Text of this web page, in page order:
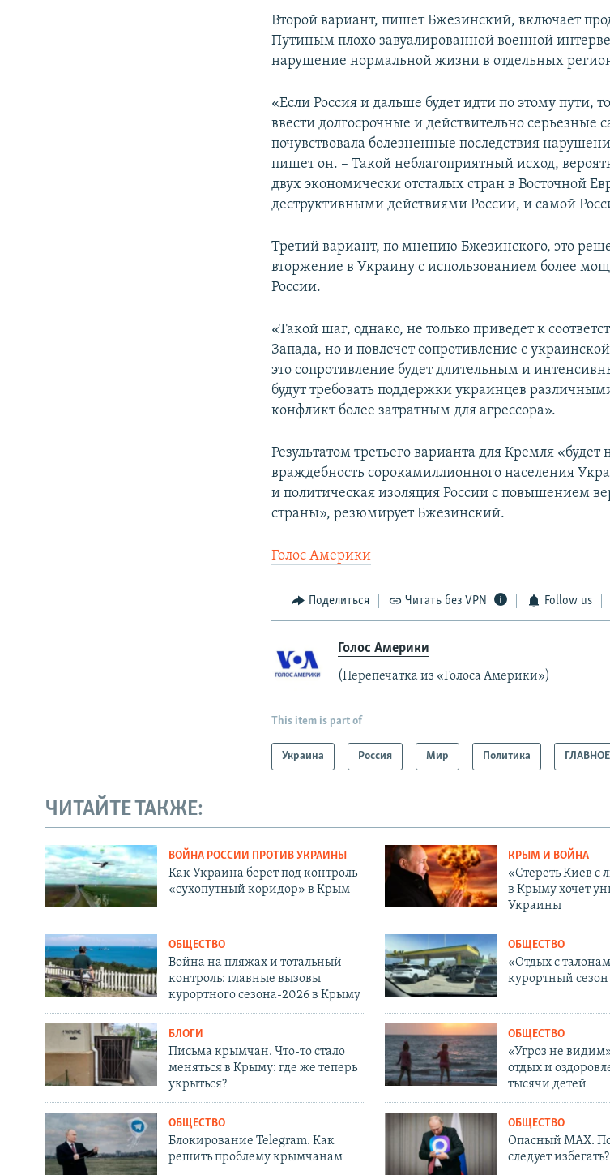
Второй вариант, пишет Бжезинский, включает
Путиным плохо завуалированной военной
нарушение нормальной жизни в отдельных
«Если Россия и дальше будет идти по этому пути,
ввести долгосрочные и действительно серьезные
почувствовала болезненные последствия
пишет он. – Такой неблагоприятный исход,
двух экономически отсталых стран в Восточной
деструктивными действиями России, и самой
Третий вариант, по мнению Бжезинского, это
вторжение в Украину с использованием более
России.
«Такой шаг, однако, не только приведет к
Запада, но и повлечет сопротивление с
это сопротивление будет длительным и
будут требовать поддержки украинцев
конфликт более затратным для агрессора».
Результатом третьего варианта для Кремля «будет
враждебность сорокамиллионного населения
и политическая изоляция России с повышением
страны», резюмирует Бжезинский.
Голос Америки
Поделиться Читать без VPN Follow us
Голос Америки
(Перепечатка из «Голоса Америки»)
This item is part of
Украина Россия Мир Политика
ЧИТАЙТЕ ТАКЖЕ:
ВОЙНА РОССИИ ПРОТИВ УКРАИНЫ
Как Украина берет под контроль
«сухопутный коридор» в Крым
КРЫМ И ВОЙНА
«Стереть Киев с
в Крыму хочет
Украины
ОБЩЕСТВО
Война на пляжах и тотальный
контроль: главные вызовы
курортного сезона-2026 в Крыму
ОБЩЕСТВО
«Отдых с
курортный
БЛОГИ
Письма крымчан. Что-то стало
меняться в Крыму: где же теперь
укрыться?
ОБЩЕСТВО
«Угроз не
отдых и
тысячи детей
ОБЩЕСТВО
Блокирование Telegram. Как
решить проблему крымчанам
ОБЩЕСТВО
Опасный MAX.
следует избегать?